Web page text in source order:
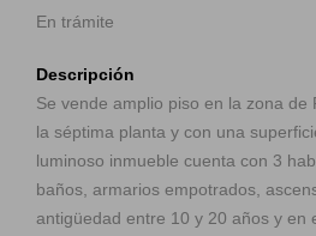
En trámite
Descripción
Se vende amplio piso en la zona de
la séptima planta y con una
luminoso inmueble cuenta con 3
baños, armarios empotrados,
antigüedad entre 10 y 20 años y en